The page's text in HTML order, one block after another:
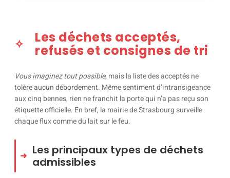
Les déchets acceptés,
refusés et consignes de tri
Vous imaginez tout possible, mais la liste des acceptés ne
tolère aucun débordement. Même sentiment d’intransigeance
aux cinq bennes, rien ne franchit la porte qui n’a pas reçu son
étiquette officielle. En bref, la mairie de Strasbourg surveille
chaque flux comme du lait sur le feu.
Les principaux types de déchets
admissibles